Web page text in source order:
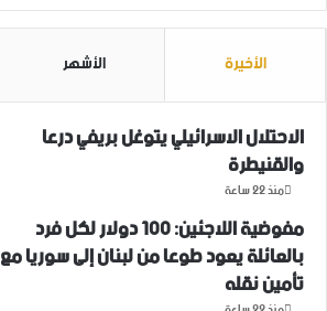
الأخيرة الأشهر
الاحتلال الاسرائيلي يتوغل بريفي درعا
والقنيطرة
منذ 22 ساعة
مفوضية اللاجئين: 100 دولار لكل فرد
بالعائلة يعود طوعا من لبنان إلى سوريا مع
تأمين نقله